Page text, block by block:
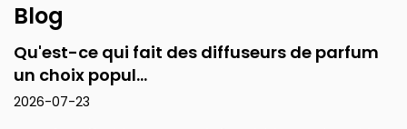
Blog
Qu'est-ce qui fait des diffuseurs de parfum
un choix popul...
2026-07-23